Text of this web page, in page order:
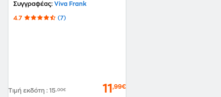
Συγγραφέας: Viva Frank
4.7 (7)
Τιμή εκδότη : 15,00€ 11 ,99€